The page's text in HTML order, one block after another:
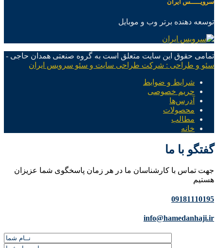
سرویـــــس ایران
توسعه دهنده برتر وب و موبایل
تمامی حقوق این سایت متعلق است به گروه صنعتی همدان حاجی -
سئو و طراحی : شرکت طراحی سایت و سئو سرویس ایران
شرایط و ضوابط
حریم خصوصی
آدرس‌ها
محصولات
مطالب
خانه
گفتگو با ما
جهت تماس با کارشناسان ما در هر زمان پاسخگوی شما عزیزان
هستیم
09181110195
info@hamedanhaji.ir